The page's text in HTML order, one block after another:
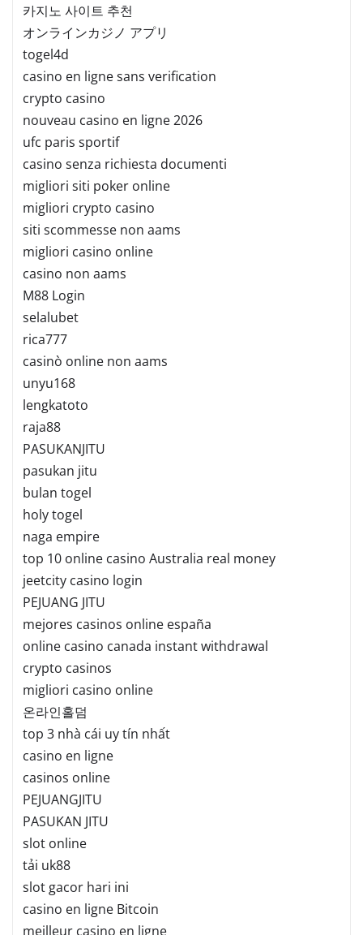
카지노 사이트 추천
オンラインカジノ アプリ
togel4d
casino en ligne sans verification
crypto casino
nouveau casino en ligne 2026
ufc paris sportif
casino senza richiesta documenti
migliori siti poker online
migliori crypto casino
siti scommesse non aams
migliori casino online
casino non aams
M88 Login
selalubet
rica777
casinò online non aams
unyu168
lengkatoto
raja88
PASUKANJITU
pasukan jitu
bulan togel
holy togel
naga empire
top 10 online casino Australia real money
jeetcity casino login
PEJUANG JITU
mejores casinos online españa
online casino canada instant withdrawal
crypto casinos
migliori casino online
온라인홀덤
top 3 nhà cái uy tín nhất
casino en ligne
casinos online
PEJUANGJITU
PASUKAN JITU
slot online
tải uk88
slot gacor hari ini
casino en ligne Bitcoin
meilleur casino en ligne